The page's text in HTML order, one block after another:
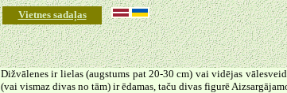
Vietnes sadaļas
Dižvālenes ir lielas (augstums pat 20-30 cm) vai vidējas
(vai vismaz divas no tām) ir ēdamas, taču divas figurē